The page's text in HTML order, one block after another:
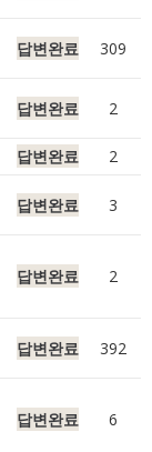
답변완료 309
답변완료 2
답변완료 2
답변완료 3
답변완료 2
답변완료 392
답변완료 6